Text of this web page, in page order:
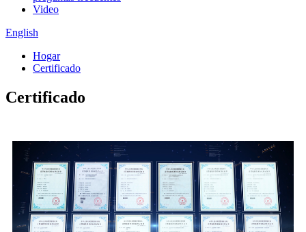
Video
English
Hogar
Certificado
Certificado